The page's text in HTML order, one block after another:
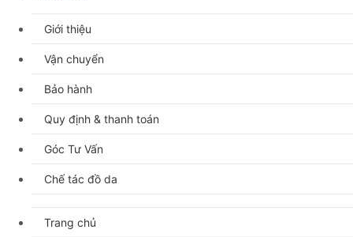
Giới thiệu
Vận chuyển
Bảo hành
Quy định & thanh toán
Góc Tư Vấn
Chế tác đồ da
Trang chủ